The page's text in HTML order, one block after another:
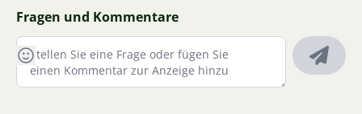
Fragen und Kommentare